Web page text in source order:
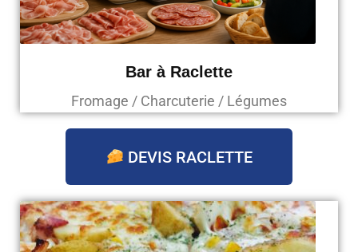
Bar à Raclette
Fromage / Charcuterie / Légumes
DEVIS RACLETTE